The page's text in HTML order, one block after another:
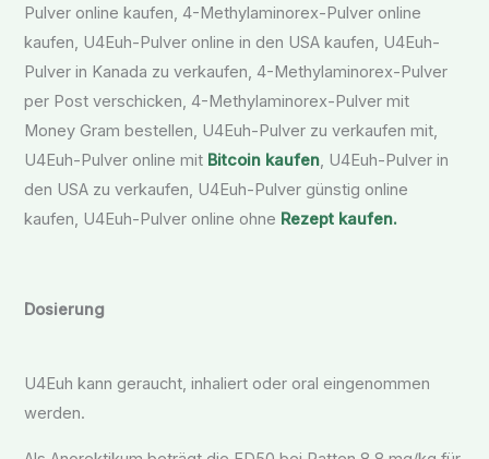
Pulver online kaufen, 4-Methylaminorex-Pulver online
kaufen, U4Euh-Pulver online in den USA kaufen, U4Euh-
Pulver in Kanada zu verkaufen, 4-Methylaminorex-Pulver
per Post verschicken, 4-Methylaminorex-Pulver mit
Money Gram bestellen, U4Euh-Pulver zu verkaufen mit,
U4Euh-Pulver online mit Bitcoin kaufen, U4Euh-Pulver in
den USA zu verkaufen, U4Euh-Pulver günstig online
kaufen, U4Euh-Pulver online ohne Rezept kaufen.
Dosierung
U4Euh kann geraucht, inhaliert oder oral eingenommen
werden.